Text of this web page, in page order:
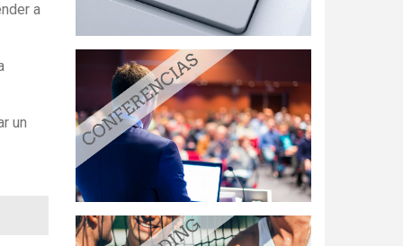
a
un